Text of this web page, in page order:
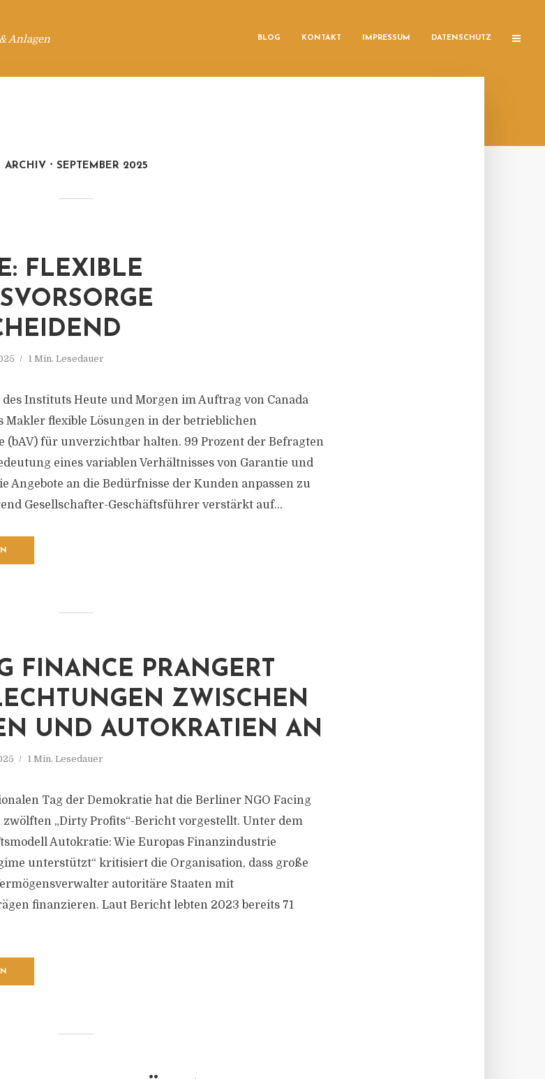
Anlagen BLOG KONTAKT IMPRESSUM DATENSCHUTZ
ARCHIV SEPTEMBER 2025
FLEXIBLE
1 Min. Lesedauer
Instituts Heute und Morgen im Auftrag von Canada
Makler flexible Lösungen in der betrieblichen
(bAV) für unverzichtbar halten. 99 Prozent der Befragten
eines variablen Verhältnisses von Garantie und
Angebote an die Bedürfnisse der Kunden anpassen zu
Gesellschafter-Geschäftsführer verstärkt auf...
FINANCE PRANGERT
ZWISCHEN
UND AUTOKRATIEN AN
1 Min. Lesedauer
Tag der Demokratie hat die Berliner NGO Facing
„Dirty Profits“-Bericht vorgestellt. Unter dem
Autokratie: Wie Europas Finanzindustrie
unterstützt“ kritisiert die Organisation, dass große
autoritäre Staaten mit
finanzieren. Laut Bericht lebten 2023 bereits 71